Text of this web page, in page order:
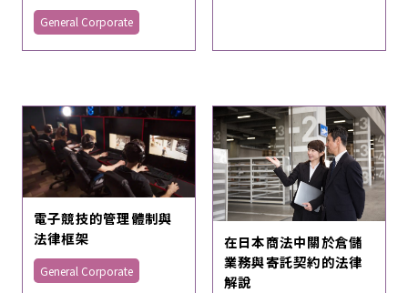
General Corporate
電子競技的管理體制與
法律框架
General Corporate
在日本商法中關於倉儲
業務與寄託契約的法律
解說